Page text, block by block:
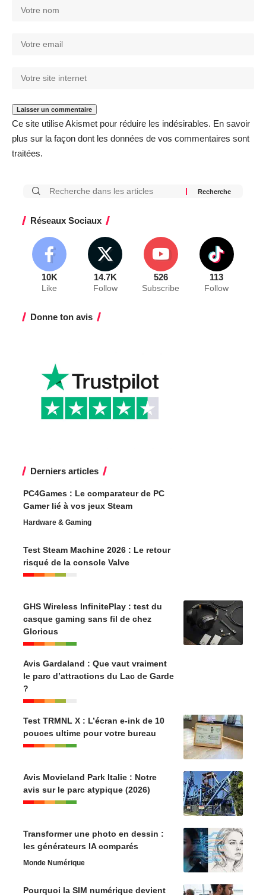
Ce site utilise Akismet pour réduire les indésirables. En savoir
plus sur la façon dont les données de vos commentaires sont
traitées.
Réseaux Sociaux
10K
Like
14.7K
Follow
526
Subscribe
113
Follow
Donne ton avis
Derniers articles
PC4Games : Le comparateur de PC
Gamer lié à vos jeux Steam
Hardware & Gaming
Test Steam Machine 2026 : Le retour
risqué de la console Valve
GHS Wireless InfinitePlay : test du
casque gaming sans fil de chez
Glorious
Avis Gardaland : Que vaut vraiment
le parc d’attractions du Lac de Garde
?
Test TRMNL X : L’écran e-ink de 10
pouces ultime pour votre bureau
Avis Movieland Park Italie : Notre
avis sur le parc atypique (2026)
Transformer une photo en dessin :
les générateurs IA comparés
Monde Numérique
Pourquoi la SIM numérique devient